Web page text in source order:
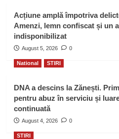
Acțiune amplă împotriva
Amenzi, lemn confiscat și un
indisponibilizat
August 5, 2026 0
National STIRI
DNA a descins la Zănești.
pentru abuz în serviciu și
continuată
August 4, 2026 0
STIRI